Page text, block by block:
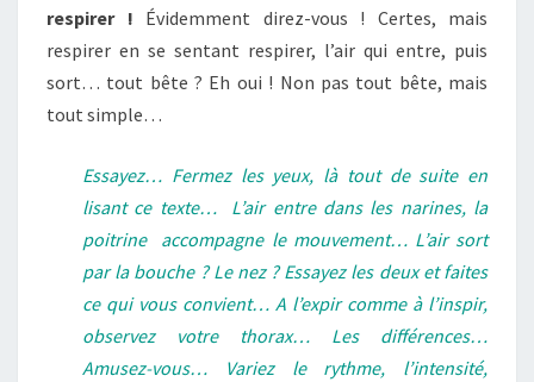
respirer ! Évidemment direz-vous ! Certes, mais
respirer en se sentant respirer, l’air qui entre, puis
sort… tout bête ? Eh oui ! Non pas tout bête, mais
tout simple…
Essayez… Fermez les yeux, là tout de suite en
lisant ce texte… L’air entre dans les narines, la
poitrine accompagne le mouvement… L’air sort
par la bouche ? Le nez ? Essayez les deux et faites
ce qui vous convient… A l’expir comme à l’inspir,
observez votre thorax… Les différences…
Amusez-vous… Variez le rythme, l’intensité,